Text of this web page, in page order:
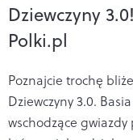
Dziewczyny 3.0!
Polki.pl
Poznajcie trochę
Dziewczyny 3.0.
wschodzące